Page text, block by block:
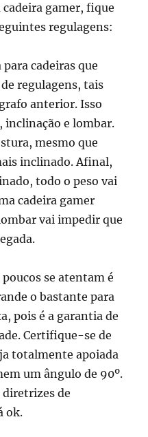
gamer, fique
regulagens:
cadeiras que
regulagens, tais
anterior. Isso
inclinação e lombar.
mesmo que
inclinado. Afinal,
todo o peso vai
cadeira gamer
vai impedir que
se atentam é
o bastante para
pois é a garantia de
Certifique-se de
totalmente apoiada
um ângulo de 90º.
diretrizes de
ok.